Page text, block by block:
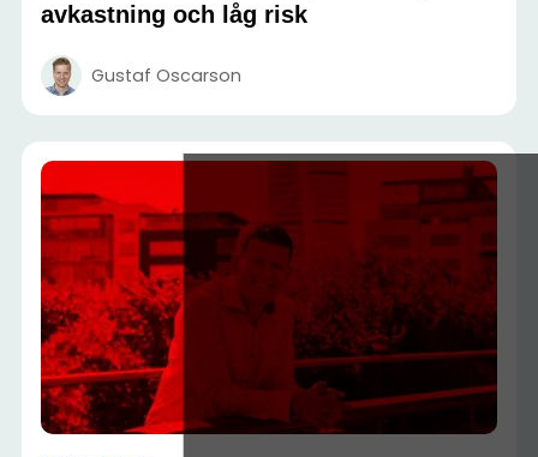
avkastning och låg risk
Gustaf Oscarson